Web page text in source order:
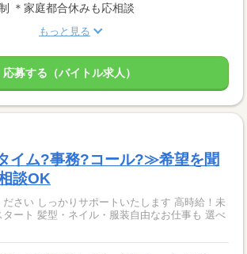
＊家庭都合休みも応相談
もっと見る
応募する（バイトル求人）
イム?事務?コール?≫希望を聞
談OK
ださい しっかりサポートいたします 高時給！未
ート 髪型・ネイル・服装自由なお仕事も 選べ